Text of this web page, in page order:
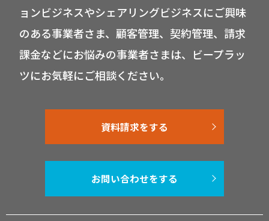
ョンビジネスやシェアリングビジネスにご興味
のある事業者さま、顧客管理、契約管理、請求
課金などにお悩みの事業者さまは、ビープラッ
ツにお気軽にご相談ください。
資料請求をする
お問い合わせをする